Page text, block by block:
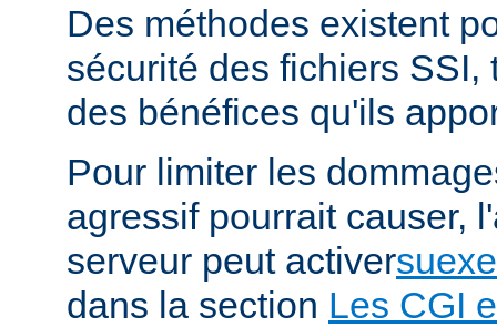
Des méthodes existent
sécurité des fichiers SSI,
des bénéfices qu'ils
Pour limiter les
agressif pourrait causer,
serveur peut activer
dans la section Les CGI